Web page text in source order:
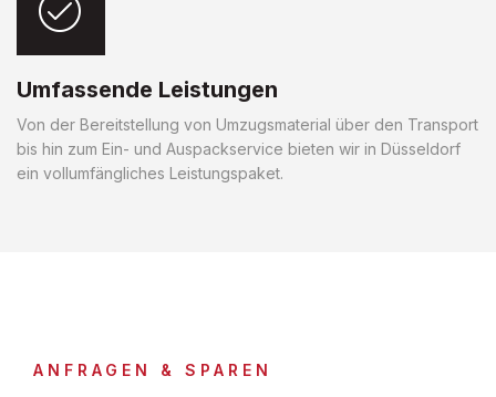
Umfassende Leistungen
Von der Bereitstellung von Umzugsmaterial über den Transport
bis hin zum Ein- und Auspackservice bieten wir in Düsseldorf
ein vollumfängliches Leistungspaket.
ANFRAGEN & SPAREN